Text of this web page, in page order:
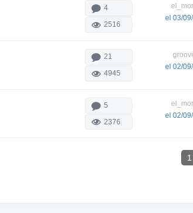
4
2516
el 03/
21
4945
el 02/
5
2376
el 02/
1